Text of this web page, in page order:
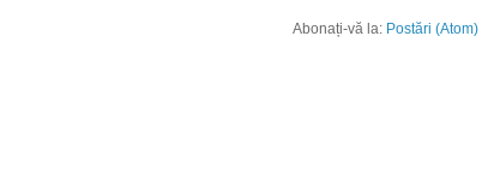
Abonați-vă la: Postări (Atom)